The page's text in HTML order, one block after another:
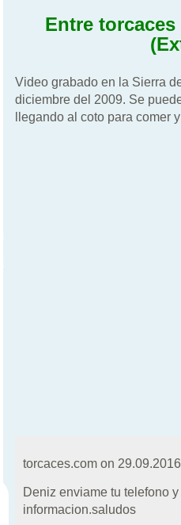
Entre
Video grabado en la Sierra
diciembre del 2009. Se
llegando al coto para comer
torcaces.com on
Deniz enviame tu telefono
informacion.saludos